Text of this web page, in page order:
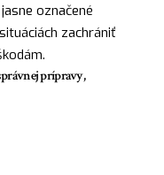
označené
zachrániť
prípravy,